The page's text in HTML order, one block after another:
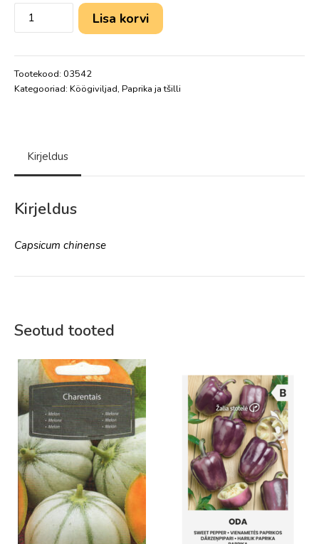
Lisa korvi
Tootekood: 03542
Kategooriad: Köögiviljad, Paprika ja tšilli
Kirjeldus
Kirjeldus
Capsicum chinense
Seotud tooted